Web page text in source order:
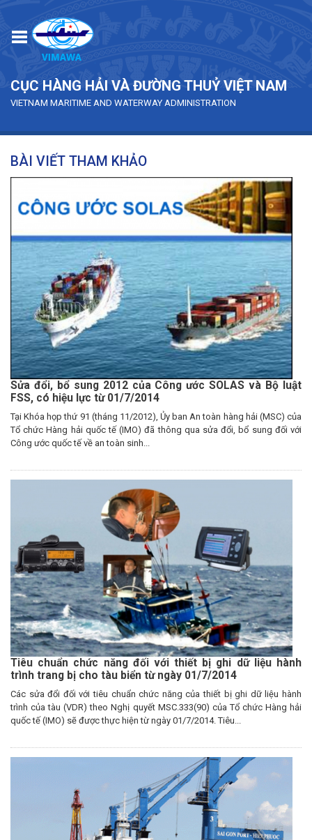
CỤC HÀNG HẢI VÀ ĐƯỜNG THUỶ VIỆT NAM
VIETNAM MARITIME AND WATERWAY ADMINISTRATION
BÀI VIẾT THAM KHẢO
Sửa đổi, bổ sung 2012 của Công ước SOLAS và Bộ luật
FSS, có hiệu lực từ 01/7/2014
Tại Khóa họp thứ 91 (tháng 11/2012), Ủy ban An toàn hàng hải (MSC) của
Tổ chức Hàng hải quốc tế (IMO) đã thông qua sửa đổi, bổ sung đối với
Công ước quốc tế về an toàn sinh...
Tiêu chuẩn chức năng đối với thiết bị ghi dữ liệu hành
trình trang bị cho tàu biển từ ngày 01/7/2014
Các sửa đổi đối với tiêu chuẩn chức năng của thiết bị ghi dữ liệu hành
trình của tàu (VDR) theo Nghị quyết MSC.333(90) của Tổ chức Hàng hải
quốc tế (IMO) sẽ được thực hiện từ ngày 01/7/2014. Tiêu...